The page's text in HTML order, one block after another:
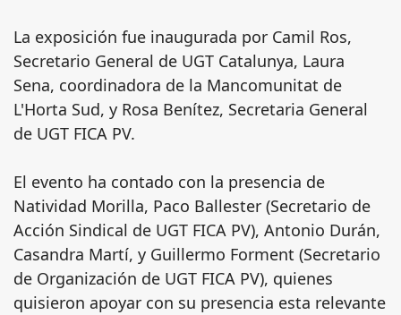
La exposición fue inaugurada por Camil Ros,
Secretario General de UGT Catalunya, Laura
Sena, coordinadora de la Mancomunitat de
L'Horta Sud, y Rosa Benítez, Secretaria General
de UGT FICA PV.
El evento ha contado con la presencia de
Natividad Morilla, Paco Ballester (Secretario de
Acción Sindical de UGT FICA PV), Antonio Durán,
Casandra Martí, y Guillermo Forment (Secretario
de Organización de UGT FICA PV), quienes
quisieron apoyar con su presencia esta relevante